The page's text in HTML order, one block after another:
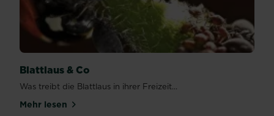
Blattlaus & Co
Was treibt die Blattlaus in ihrer Freizeit...
Mehr lesenüber Blattlaus & Co